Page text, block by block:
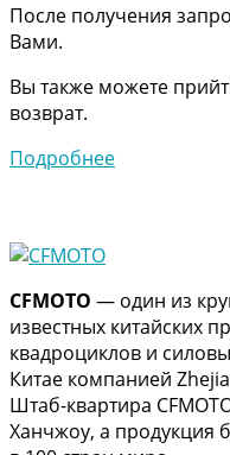
После получения
Вами.
Вы также можете
возврат.
Подробнее
CFMOTO — один из
известных китайских
квадроциклов и
Китае компанией
Штаб-квартира
Ханчжоу, а продукция